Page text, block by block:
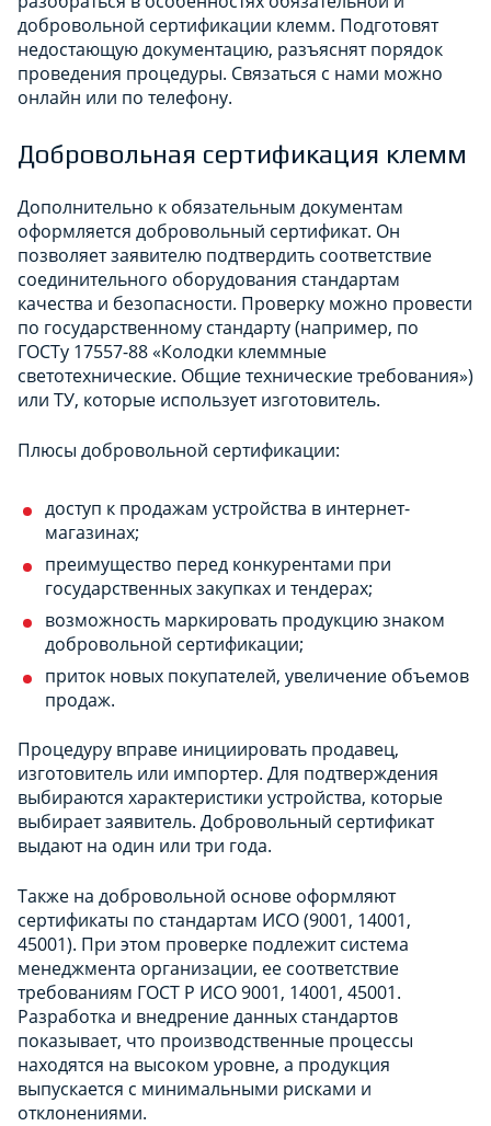
добровольной сертификации клемм. Подготовят
недостающую документацию, разъяснят порядок
проведения процедуры. Связаться с нами можно
онлайн или по телефону.
Добровольная сертификация клемм
Дополнительно к обязательным документам
оформляется добровольный сертификат. Он
позволяет заявителю подтвердить соответствие
соединительного оборудования стандартам
качества и безопасности. Проверку можно провести
по государственному стандарту (например, по
ГОСТу 17557-88 «Колодки клеммные
светотехнические. Общие технические требования»)
или ТУ, которые использует изготовитель.
Плюсы добровольной сертификации:
доступ к продажам устройства в интернет-
магазинах;
преимущество перед конкурентами при
государственных закупках и тендерах;
возможность маркировать продукцию знаком
добровольной сертификации;
приток новых покупателей, увеличение объемов
продаж.
Процедуру вправе инициировать продавец,
изготовитель или импортер. Для подтверждения
выбираются характеристики устройства, которые
выбирает заявитель. Добровольный сертификат
выдают на один или три года.
Также на добровольной основе оформляют
сертификаты по стандартам ИСО (9001, 14001,
45001). При этом проверке подлежит система
менеджмента организации, ее соответствие
требованиям ГОСТ Р ИСО 9001, 14001, 45001.
Разработка и внедрение данных стандартов
показывает, что производственные процессы
находятся на высоком уровне, а продукция
выпускается с минимальными рисками и
отклонениями.